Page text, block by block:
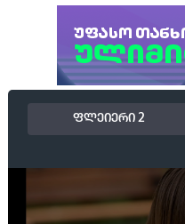
ფლეიერი 2